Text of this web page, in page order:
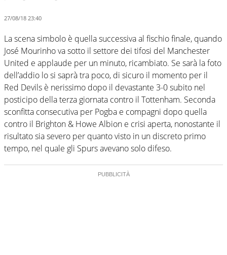
27/08/18 23:40
La scena simbolo è quella successiva al fischio finale, quando
José Mourinho va sotto il settore dei tifosi del Manchester
United e applaude per un minuto, ricambiato. Se sarà la foto
dell’addio lo si saprà tra poco, di sicuro il momento per il
Red Devils è nerissimo dopo il devastante 3-0 subito nel
posticipo della terza giornata contro il Tottenham. Seconda
sconfitta consecutiva per Pogba e compagni dopo quella
contro il Brighton & Howe Albion e crisi aperta, nonostante il
risultato sia severo per quanto visto in un discreto primo
tempo, nel quale gli Spurs avevano solo difeso.